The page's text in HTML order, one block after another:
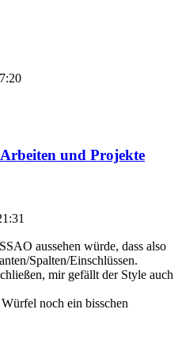
und Projekte
aussehen würde, dass also
Spalten/Einschlüssen.
mir gefällt der Style auch
noch ein bisschen